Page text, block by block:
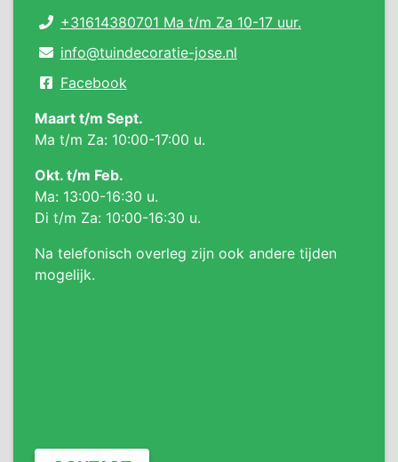
+31614380701 Ma t/m Za 10-17 uur.
info@tuindecoratie-jose.nl
Facebook
Maart t/m Sept.
Ma t/m Za: 10:00-17:00 u.
Okt. t/m Feb.
Ma: 13:00-16:30 u.
Di t/m Za: 10:00-16:30 u.
Na telefonisch overleg zijn ook andere tijden
mogelijk.